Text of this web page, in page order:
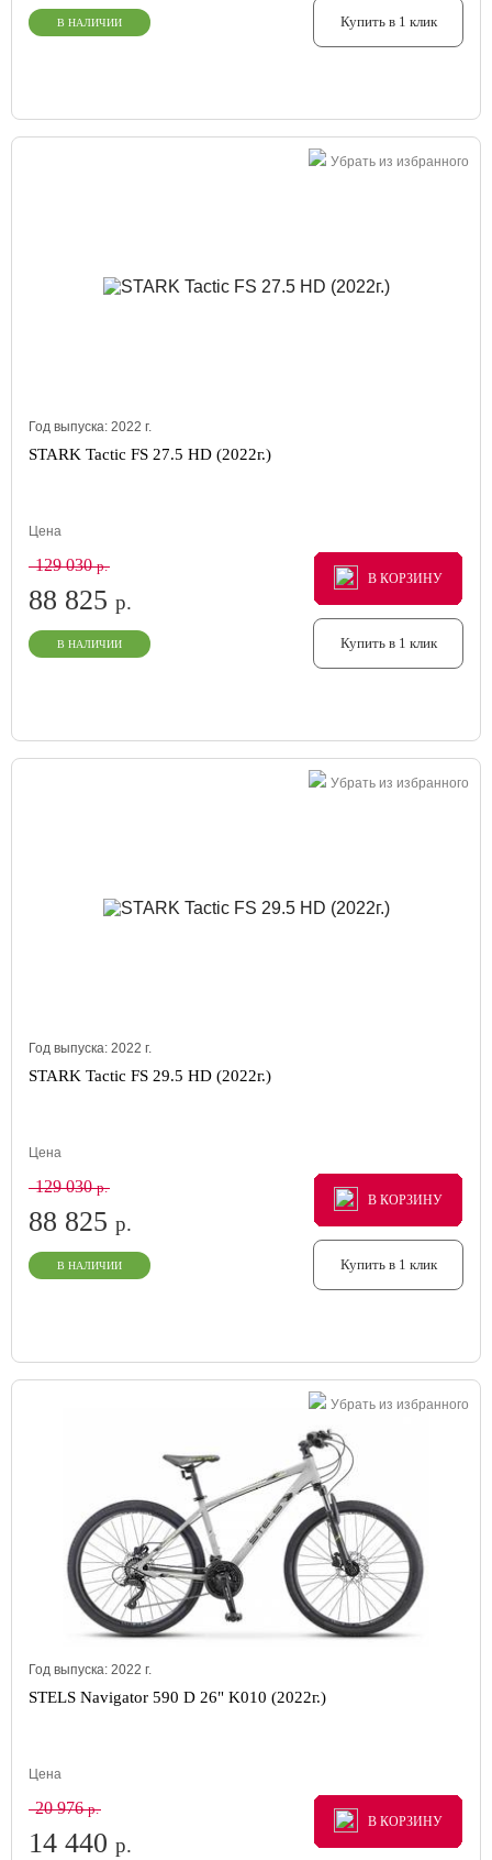
В НАЛИЧИИ Купить в 1 клик
Убрать из избранного
Год выпуска: 2022 г.
STARK Tactic FS 27.5 HD (2022г.)
Цена
129 030р.
88 825 р.
В НАЛИЧИИ
В КОРЗИНУ
В КОРЗИНУ
В КОРЗИНУ
Купить в 1 клик
Убрать из избранного
Год выпуска: 2022 г.
STARK Tactic FS 29.5 HD (2022г.)
Цена
129 030р.
88 825 р.
В НАЛИЧИИ
В КОРЗИНУ
В КОРЗИНУ
В КОРЗИНУ
Купить в 1 клик
Убрать из избранного
Год выпуска: 2022 г.
STELS Navigator 590 D 26" K010 (2022г.)
Цена
20 976р.
14 440 р.
В КОРЗИНУ
В КОРЗИНУ
В КОРЗИНУ